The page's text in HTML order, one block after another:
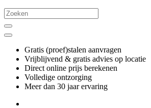
Gratis (proef)stalen aanvragen
Vrijblijvend & gratis advies op locatie
Direct online prijs berekenen
Volledige ontzorging
Meer dan 30 jaar ervaring